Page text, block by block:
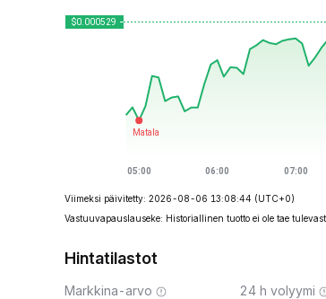
Viimeksi päivitetty: 2026-08-06 13:08:44 (UTC+0)
Vastuuvapauslauseke: Historiallinen tuotto ei ole tae
Hintatilastot
Markkina-arvo 24 h volyymi